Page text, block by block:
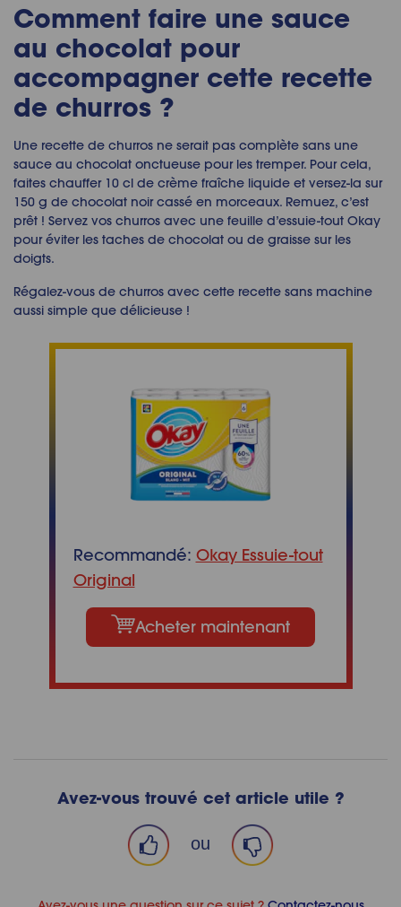
Recommandé: Okay Essuie-tout
Original
Acheter maintenant
Comment faire une sauce
au chocolat pour
accompagner cette recette
de churros ?
Une recette de churros ne serait pas complète sans une
sauce au chocolat onctueuse pour les tremper. Pour cela,
faites chauffer 10 cl de crème fraîche liquide et versez-la sur
150 g de chocolat noir cassé en morceaux. Remuez, c’est
prêt ! Servez vos churros avec une feuille d’essuie-tout Okay
pour éviter les taches de chocolat ou de graisse sur les
doigts.
Régalez-vous de churros avec cette recette sans machine
aussi simple que délicieuse !
Avez-vous trouvé cet article utile ?
ou